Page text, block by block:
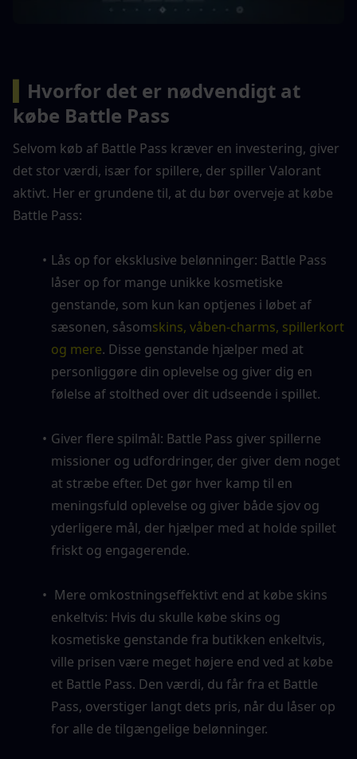
Hvorfor det er nødvendigt at
købe Battle Pass
Selvom køb af Battle Pass kræver en investering, giver
det stor værdi, især for spillere, der spiller Valorant
aktivt. Her er grundene til, at du bør overveje at købe
Battle Pass:
Lås op for eksklusive belønninger: Battle Pass
låser op for mange unikke kosmetiske
genstande, som kun kan optjenes i løbet af
sæsonen, såsomskins, våben-charms, spillerkort
og mere. Disse genstande hjælper med at
personliggøre din oplevelse og giver dig en
følelse af stolthed over dit udseende i spillet.
Giver flere spilmål: Battle Pass giver spillerne
missioner og udfordringer, der giver dem noget
at stræbe efter. Det gør hver kamp til en
meningsfuld oplevelse og giver både sjov og
yderligere mål, der hjælper med at holde spillet
friskt og engagerende.
Mere omkostningseffektivt end at købe skins
enkeltvis: Hvis du skulle købe skins og
kosmetiske genstande fra butikken enkeltvis,
ville prisen være meget højere end ved at købe
et Battle Pass. Den værdi, du får fra et Battle
Pass, overstiger langt dets pris, når du låser op
for alle de tilgængelige belønninger.